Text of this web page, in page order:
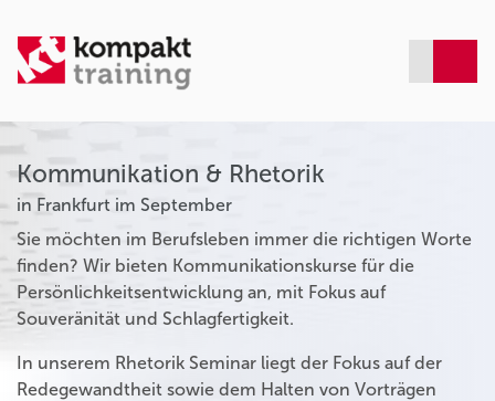
Kommunikation & Rhetorik
in Frankfurt im September
Sie möchten im Berufsleben immer die richtigen Worte
finden? Wir bieten Kommunikationskurse für die
Persönlichkeitsentwicklung an, mit Fokus auf
Souveränität und Schlagfertigkeit.
In unserem Rhetorik Seminar liegt der Fokus auf der
Redegewandtheit sowie dem Halten von Vorträgen